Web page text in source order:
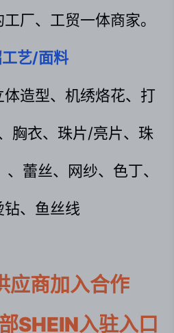
工厂、工贸一体商家。
艺/面料
造型、机绣烙花、打
胸衣、珠片/亮片、珠
蕾丝、网纱、色丁、
钻、鱼丝线
应商加入合作
入驻入口